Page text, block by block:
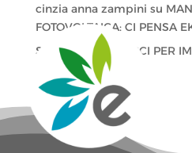
cinzia anna zampini su
FOTOVOLTAICA: CI PENSA
Stefano Velati
CCI PER